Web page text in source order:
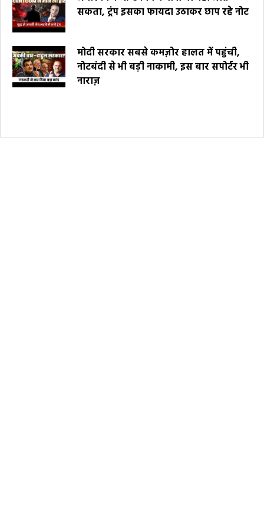
सकता, ट्रंप इसका फायदा उठाकर छाप रहे नोट
मोदी सरकार सबसे कमज़ोर हालत में पहुंची,
नोटबंदी से भी बड़ी नाकामी, इस बार सपोर्टर भी
नाराज़